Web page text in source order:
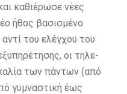
καθιέρωσε νέες
ήθος βασισμένο
του ελέγχου του
οι τηλε-
των πάντων (από
γυμναστική έως